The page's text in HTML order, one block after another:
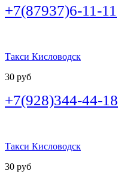
+7(87937)6-11-11
Такси Кисловодск
30 руб
+7(928)344-44-18
Такси Кисловодск
30 руб